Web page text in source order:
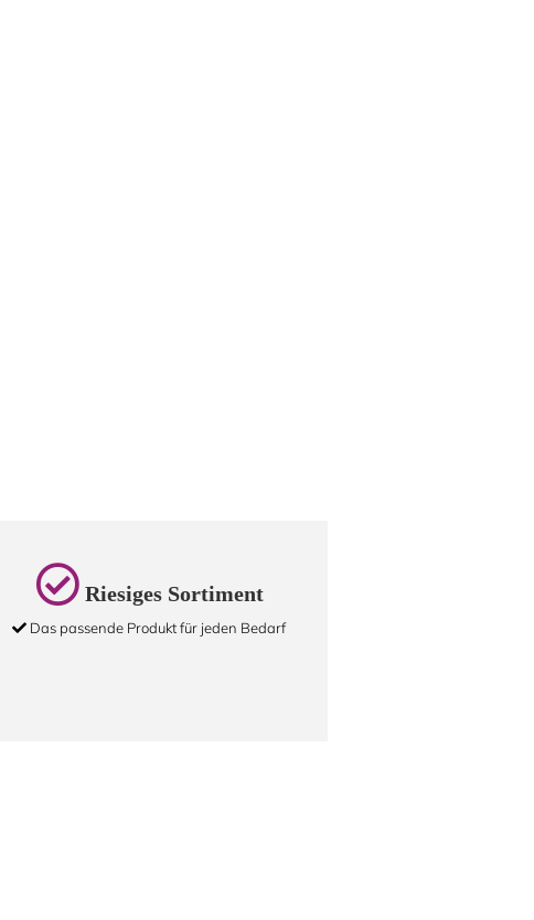
Riesiges Sortiment
Das passende Produkt für jeden Bedarf